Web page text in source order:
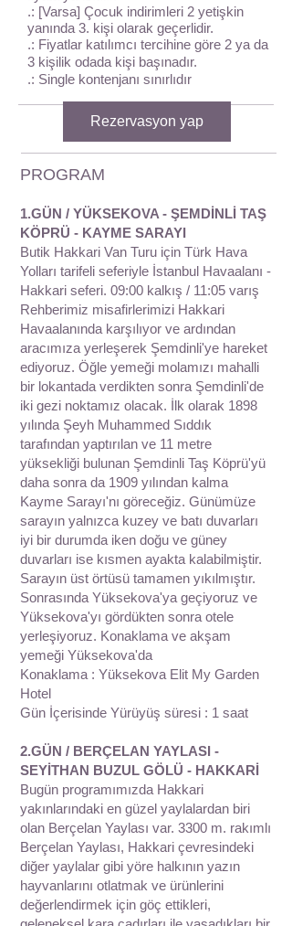
.: [Varsa] Çocuk indirimleri 2 yetişkin
yanında 3. kişi olarak geçerlidir.
.: Fiyatlar katılımcı tercihine göre 2 ya da
3 kişilik odada kişi başınadır.
.: Single kontenjanı sınırlıdır
Rezervasyon yap
PROGRAM
1.GÜN / YÜKSEKOVA - ŞEMDİNLİ TAŞ
KÖPRÜ - KAYME SARAYI
Butik Hakkari Van Turu için Türk Hava
Yolları tarifeli seferiyle İstanbul Havaalanı -
Hakkari seferi. 09:00 kalkış / 11:05 varış
Rehberimiz misafirlerimizi Hakkari
Havaalanında karşılıyor ve ardından
aracımıza yerleşerek Şemdinli'ye hareket
ediyoruz. Öğle yemeği molamızı mahalli
bir lokantada verdikten sonra Şemdinli'de
iki gezi noktamız olacak. İlk olarak 1898
yılında Şeyh Muhammed Sıddık
tarafından yaptırılan ve 11 metre
yüksekliği bulunan Şemdinli Taş Köprü'yü
daha sonra da 1909 yılından kalma
Kayme Sarayı'nı göreceğiz. Günümüze
sarayın yalnızca kuzey ve batı duvarları
iyi bir durumda iken doğu ve güney
duvarları ise kısmen ayakta kalabilmiştir.
Sarayın üst örtüsü tamamen yıkılmıştır.
Sonrasında Yüksekova'ya geçiyoruz ve
Yüksekova'yı gördükten sonra otele
yerleşiyoruz. Konaklama ve akşam
yemeği Yüksekova'da
Konaklama : Yüksekova Elit My Garden
Hotel
Gün İçerisinde Yürüyüş süresi : 1 saat
2.GÜN / BERÇELAN YAYLASI -
SEYİTHAN BUZUL GÖLÜ - HAKKARİ
Bugün programımızda Hakkari
yakınlarındaki en güzel yaylalardan biri
olan Berçelan Yaylası var. 3300 m. rakımlı
Berçelan Yaylası, Hakkari çevresindeki
diğer yaylalar gibi yöre halkının yazın
hayvanlarını otlatmak ve ürünlerini
değerlendirmek için göç ettikleri,